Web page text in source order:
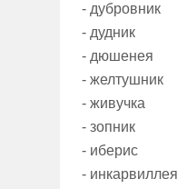
- дубровник
- дудник
- дюшенея
- желтушник
- живучка
- зопник
- иберис
- инкарвиллея